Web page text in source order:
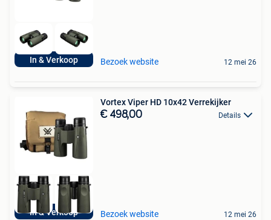
In & Verkoop Bezoek website 12 mei 26
In & Verkoop
Vortex Viper HD 10x42 Verrekijker
€ 498,00 Details
Bezoek website 12 mei 26